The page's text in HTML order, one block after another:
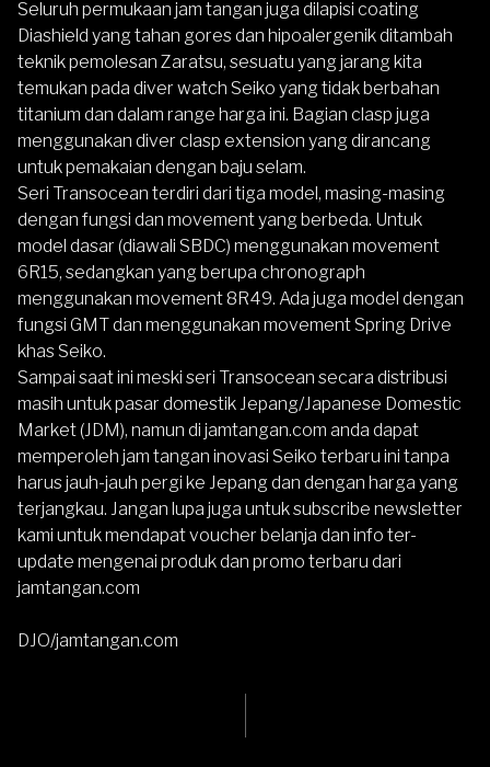
Seluruh permukaan jam tangan juga dilapisi coating
Diashield yang tahan gores dan hipoalergenik ditambah
teknik pemolesan Zaratsu, sesuatu yang jarang kita
temukan pada diver watch Seiko yang tidak berbahan
titanium dan dalam range harga ini. Bagian clasp juga
menggunakan diver clasp extension yang dirancang
untuk pemakaian dengan baju selam.
Seri Transocean terdiri dari tiga model, masing-masing
dengan fungsi dan movement yang berbeda. Untuk
model dasar (diawali SBDC) menggunakan movement
6R15, sedangkan yang berupa chronograph
menggunakan movement 8R49. Ada juga model dengan
fungsi GMT dan menggunakan movement Spring Drive
khas Seiko.
Sampai saat ini meski seri Transocean secara distribusi
masih untuk pasar domestik Jepang/Japanese Domestic
Market (JDM), namun di jamtangan.com anda dapat
memperoleh jam tangan inovasi Seiko terbaru ini tanpa
harus jauh-jauh pergi ke Jepang dan dengan harga yang
terjangkau. Jangan lupa juga untuk subscribe newsletter
kami untuk mendapat voucher belanja dan info ter-
update mengenai produk dan promo terbaru dari
jamtangan.com
DJO/jamtangan.com